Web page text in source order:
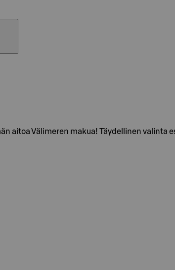
aitoa Välimeren makua! Täydellinen valinta